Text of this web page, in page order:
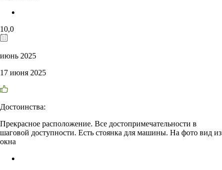
10,0
июнь 2025
17 июня 2025
Достоинства:
Прекрасное расположение. Все достопримечательности в
шаговой доступности. Есть стоянка для машины. На фото вид из
окна